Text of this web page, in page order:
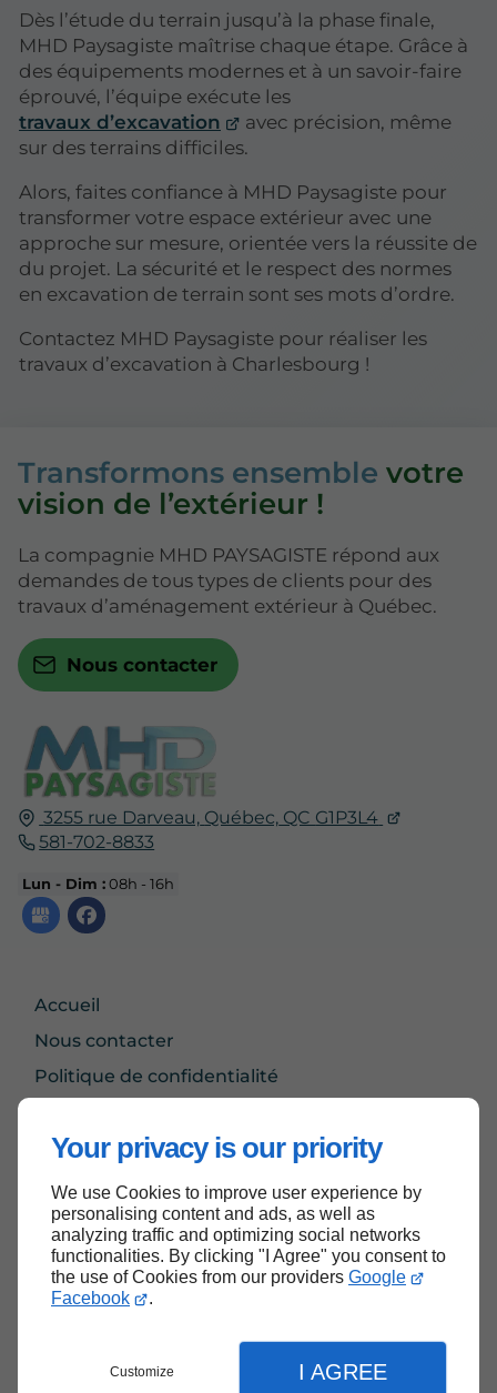
Your privacy is our priority
We use Cookies to improve user experience by
personalising content and ads, as well as
analyzing traffic and optimizing social networks
functionalities. By clicking "I Agree" you consent to
the use of Cookies from our providers Google
Facebook
.
Customize I AGREE
Dès l’étude du terrain jusqu’à la phase finale,
MHD Paysagiste maîtrise chaque étape. Grâce à
des équipements modernes et à un savoir-faire
éprouvé, l’équipe exécute les
travaux d’excavation
avec précision, même
sur des terrains difficiles.
Alors, faites confiance à MHD Paysagiste pour
transformer votre espace extérieur avec une
approche sur mesure, orientée vers la réussite de
du projet. La sécurité et le respect des normes
en excavation de terrain sont ses mots d’ordre.
Contactez MHD Paysagiste pour réaliser les
travaux d’excavation à Charlesbourg !
3255 rue Darveau, Québec, QC G1P3L4
581-702-8833
Lun - Dim :08h - 16h
Accueil
Nous contacter
Politique de confidentialité
Transformons ensemble votre
vision de l’extérieur !
La compagnie MHD PAYSAGISTE répond aux
demandes de tous types de clients pour des
travaux d’aménagement extérieur à Québec.
Nous contacter
Haut de page